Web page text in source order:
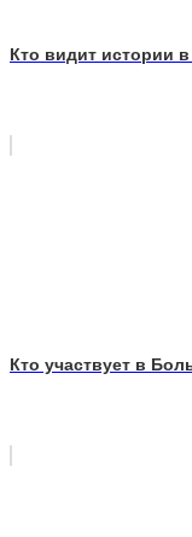
Кто видит истории
Кто участвует в